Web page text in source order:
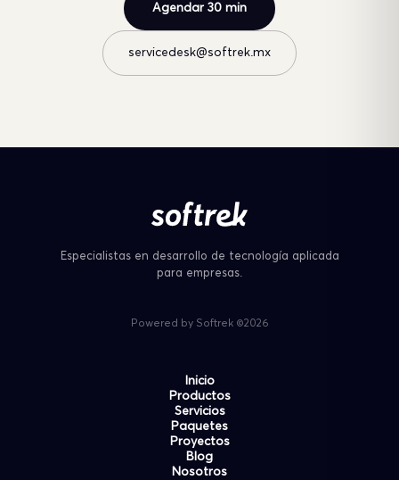
Agendar 30 min
servicedesk@softrek.mx
Inicio
Productos
Servicios
Paquetes
Proyectos
Blog
Nosotros
Especialistas en desarrollo de tecnología aplicada
para empresas.
Powered by Softrek ©2026